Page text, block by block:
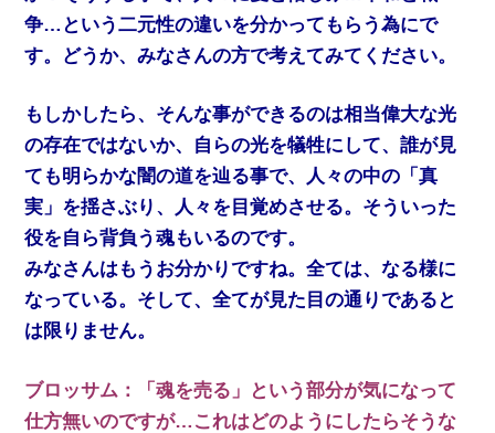
争…という二元性の違いを分かってもらう為にで
す。どうか、みなさんの方で考えてみてください。
もしかしたら、そんな事ができるのは相当偉大な光
の存在ではないか、自らの光を犠牲にして、誰が見
ても明らかな闇の道を辿る事で、人々の中の「真
実」を揺さぶり、人々を目覚めさせる。そういった
役を自ら背負う魂もいるのです。
みなさんはもうお分かりですね。全ては、なる様に
なっている。そして、全てが見た目の通りであると
は限りません。
ブロッサム：「魂を売る」という部分が気になって
仕方無いのですが…これはどのようにしたらそうな